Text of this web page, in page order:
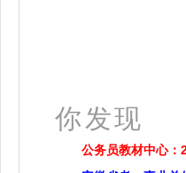
你发现
公务员教材中心：